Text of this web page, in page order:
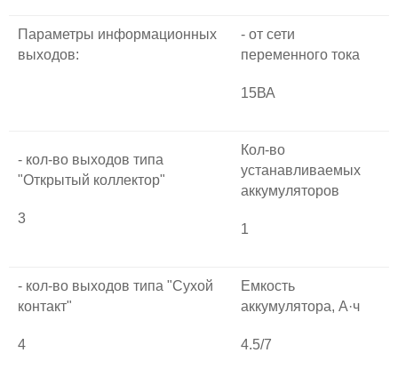
Параметры информационных
выходов:
- от сети
переменного тока
15ВА
- кол-во выходов типа
"Открытый коллектор"
3
Кол-во
устанавливаемых
аккумуляторов
1
- кол-во выходов типа "Сухой
контакт"
4
Емкость
аккумулятора, А·ч
4.5/7